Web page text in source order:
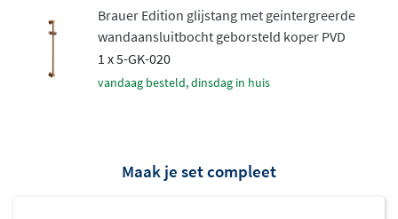
Veilige en stabiele
temperatuurregeling
Het hart van deze doucheset vormt de ingebouwde
elders in huis water wordt afgetapt. Het inbouwdeel
verdwijnt volledig achter de muur. Alleen de elegante
Brauer Edition glijstang met geintergreerde
wandaansluitbocht geborsteld koper PVD
1 x 5-GK-020
vandaag besteld, dinsdag in huis
Maak je set compleet